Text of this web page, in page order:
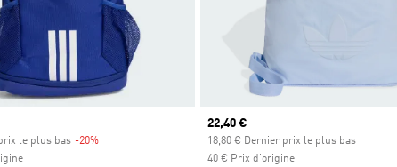
le plus bas -20%Rabais
Prix actuel
22,40 €
18,80 € Dernier prix le plus bas
40 € Prix d'origine